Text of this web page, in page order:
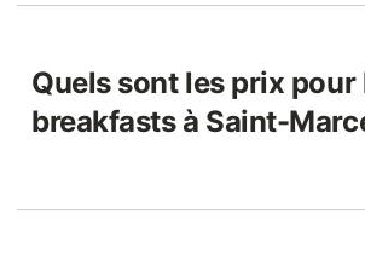
Quels sont les prix pour
breakfasts à Saint-